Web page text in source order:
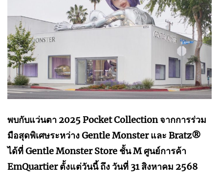
พบกับแว่นตา 2025 Pocket Collection จากการร่วม
มือสุดพิเศษระหว่าง Gentle Monster และ Bratz®
ได้ที่ Gentle Monster Store ชั้น M ศูนย์การค้า
EmQuartier ตั้งแต่วันนี้ ถึง วันที่ 31 สิงหาคม 2568